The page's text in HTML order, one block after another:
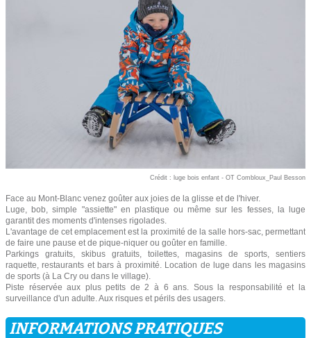
Crédit : luge bois enfant - OT Combloux_Paul Besson
Face au Mont-Blanc venez goûter aux joies de la glisse et de l'hiver.
Luge, bob, simple "assiette" en plastique ou même sur les fesses, la luge
garantit des moments d'intenses rigolades.
L'avantage de cet emplacement est la proximité de la salle hors-sac, permettant
de faire une pause et de pique-niquer ou goûter en famille.
Parkings gratuits, skibus gratuits, toilettes, magasins de sports, sentiers
raquette, restaurants et bars à proximité. Location de luge dans les magasins
de sports (à La Cry ou dans le village).
Piste réservée aux plus petits de 2 à 6 ans. Sous la responsabilité et la
surveillance d'un adulte. Aux risques et périls des usagers.
INFORMATIONS PRATIQUES